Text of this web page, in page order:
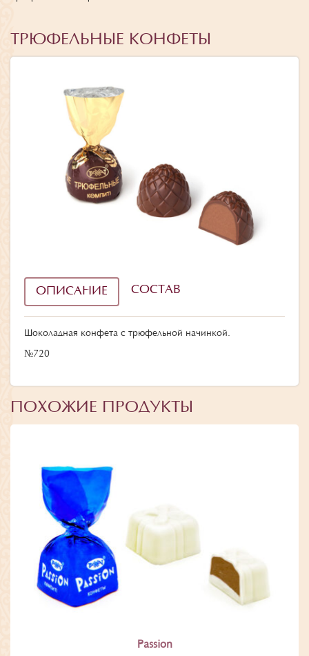
ТРЮФЕЛЬНЫЕ КОНФЕТЫ
ОПИСАНИЕ СОСТАВ
Шоколадная конфета с трюфельной начинкой.
№720
ПОХОЖИЕ ПРОДУКТЫ
Passion